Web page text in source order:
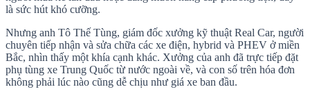
là sức hút khó cưỡng.
Nhưng anh Tô Thế Tùng, giám đốc xưởng kỹ thuật Real Car, người
chuyên tiếp nhận và sửa chữa các xe điện, hybrid và PHEV ở miền
Bắc, nhìn thấy một khía cạnh khác. Xưởng của anh đã trực tiếp đặt
phụ tùng xe Trung Quốc từ nước ngoài về, và con số trên hóa đơn
không phải lúc nào cũng dễ chịu như giá xe ban đầu.